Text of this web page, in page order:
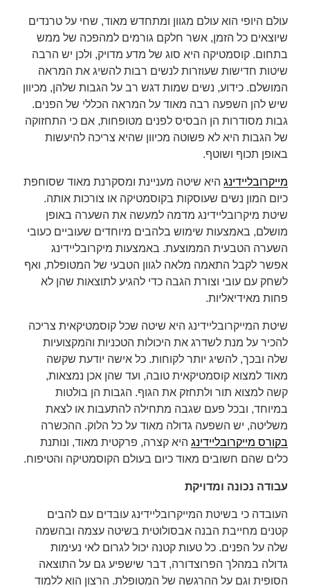
font_download סמן קישורים
לאפס
את
כל
האפשרויות
cached
עולם היופי הוא עולם מגוון ומתחדש מאוד, שחי על טרנדים
שיוצאים כל הזמן, אשר חלקם גורמים למהפכה של ממש
בתחום. קוסמטיקה היא סוג של מדע מדויק, ולכן יש הרבה
שיטות חדישות שעוזרות לנשים רבות להשיג את המראה
המושלם. כידוע, נשים שמות דגש רב על הגבות שלהן, מכיוון
שיש להן השפעה רבה מאוד על המראה הכללי של הפנים.
גבות מסודרות הן הבסיס לפנים מטופחות, אם כי התחזוקה
של הגבות היא לא פשוטה מכיוון שהיא צריכה להיעשות
באופן תכוף ושוטף.
מייקרובליידינג היא שיטה מעניינת ומסקרנת מאוד שסוחפת
כיום המון נשים שעוסקות בקוסמטיקה או צורכות אותה.
שיטת מיקרובליידינג מדמה למעשה את השערה באופן
מושלם, באמצעות שימוש בלהבים מיוחדים שעוביים כעובי
השערה הטבעית הממוצעת. באמצעות מיקרובליידינג
אפשר לקבל התאמה מלאה לגוון הטבעי של המטופלת, ואף
לשחק עם עובי וצורת הגבה כדי להגיע לתוצאות שהן לא
פחות מאידיאליות.
שיטת המייקרובליידינג היא שיטה שכל קוסמטיקאית צריכה
להכיר על מנת לשדרג את היכולות הטכניות והמקצועיות
שלה ובכך, להשיג יותר לקוחות. כל אישה יודעת שקשה
מאוד למצוא קוסמטיקאית טובה, ועד שהן אכן נמצאות,
קשה למצוא תור ולתחזק את הגוף. הגבות הן בולטות
במיוחד, ובכל פעם שגבה מתחילה להתעבות או לצאת
משליטה, יש השפעה גדולה מאוד על כל הלוק. ההכשרה
בקורס מייקרובליידינג היא קצרה, פרקטית מאוד, ונותנת
כלים שהם חשובים מאוד כיום בעולם הקוסמטיקה והטיפוח.
עבודה נכונה ומדויקת
העובדה כי בשיטת המייקרובליידינג עובדים עם להבים
קטנים מחייבת הבנה אבסולוטית בשיטה עצמה ובהשמה
שלה על הפנים. כל טעות קטנה יכול לגרום לאי נעימות
גדולה במהלך הפרוצדורה, דבר שישפיע גם על התוצאה
הסופית וגם על ההרגשה של המטופלת. הרצון הוא ללמוד